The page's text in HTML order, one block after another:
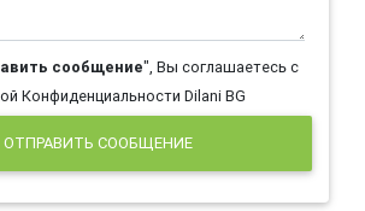
сообщение", Вы соглашаетесь с
Конфиденциальности Dilani BG
ОТПРАВИТЬ СООБЩЕНИЕ